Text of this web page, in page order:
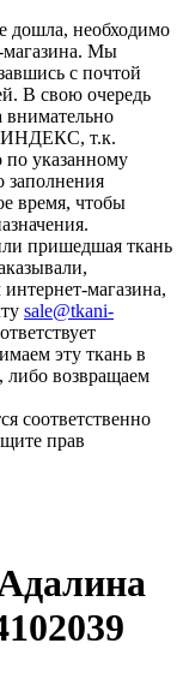
дошла, необходимо
магазина. Мы
с почтой
В свою очередь
внимательно
ИНДЕКС, т.к.
по указанному
заполнения
время, чтобы
пришедшая ткань
магазина,
sale@tkani-
эту ткань в
возвращаем
соответственно
прав